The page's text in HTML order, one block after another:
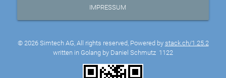
IMPRESSUM
© 2026 Simtech AG, All rights reserved, Powered by stack.ch/1.25.2
written in Golang by Daniel Schmutz 1122